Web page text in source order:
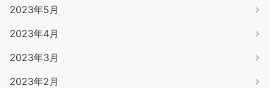
2023年5月
2023年4月
2023年3月
2023年2月